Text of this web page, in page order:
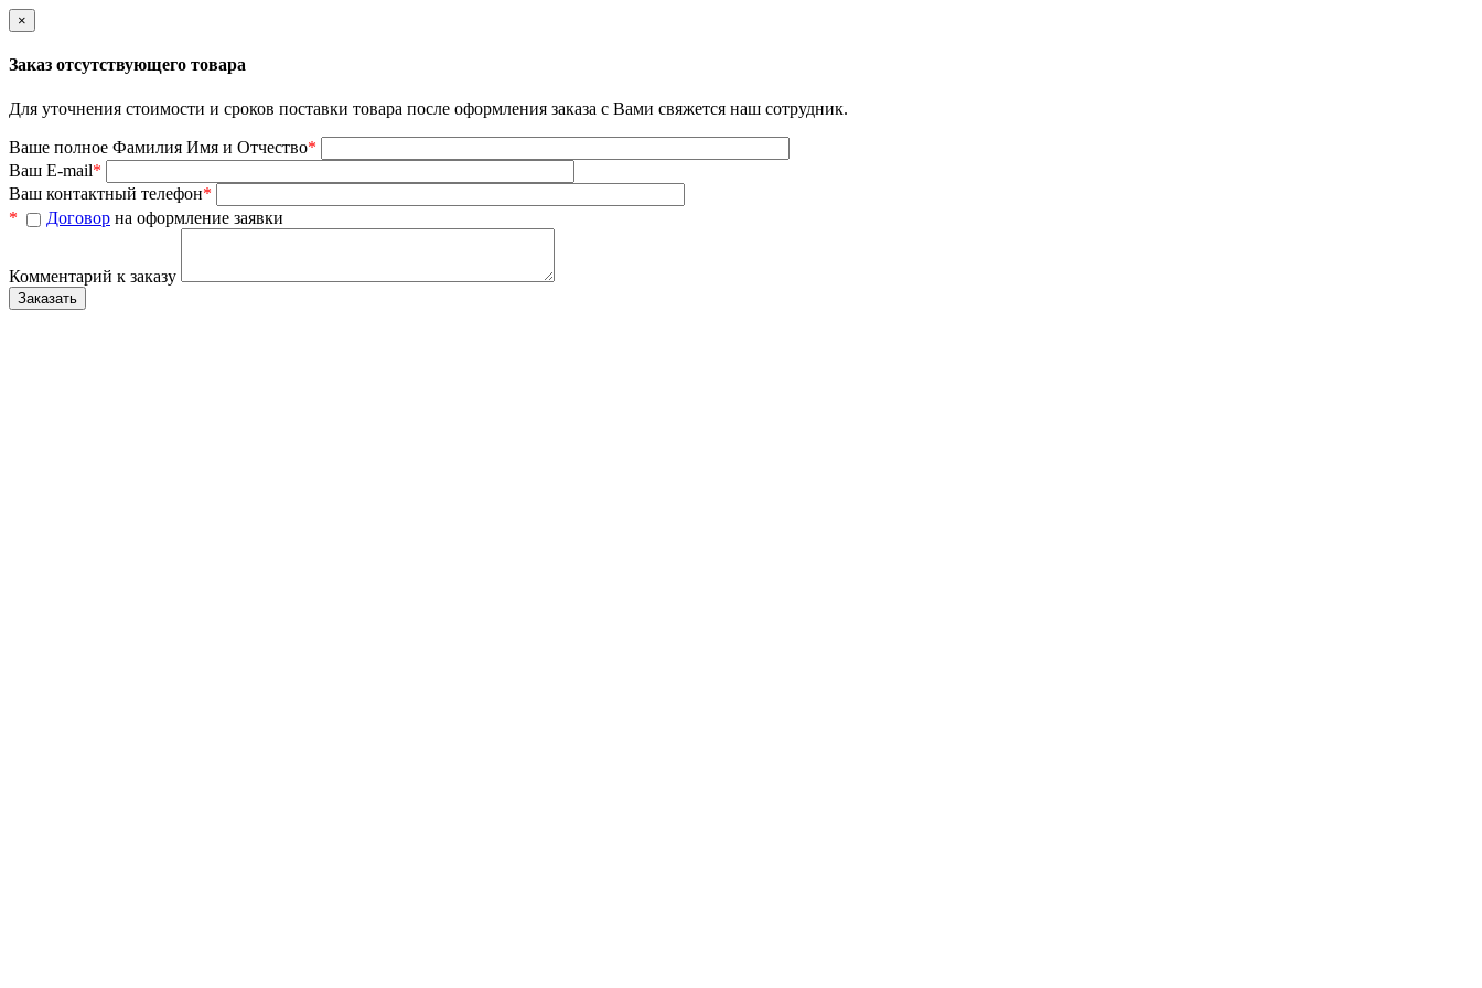
×
Заказ отсутствующего товара
Для уточнения стоимости и сроков поставки товара после оформления заказа с Вами свяжется наш сотрудник.
Ваше полное Фамилия Имя и Отчество*
Ваш E-mail*
Ваш контактный телефон*
*
Договор на оформление заявки
Комментарий к заказу